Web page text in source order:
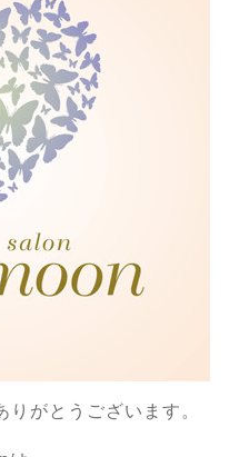
がとうございます。